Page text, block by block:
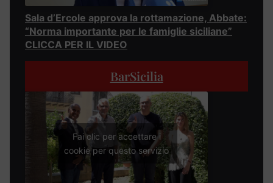
Sala d’Ercole approva la rottamazione, Abbate:
“Norma importante per le famiglie siciliane”
CLICCA PER IL VIDEO
BarSicilia
Fai clic per accettare i
cookie per questo servizio